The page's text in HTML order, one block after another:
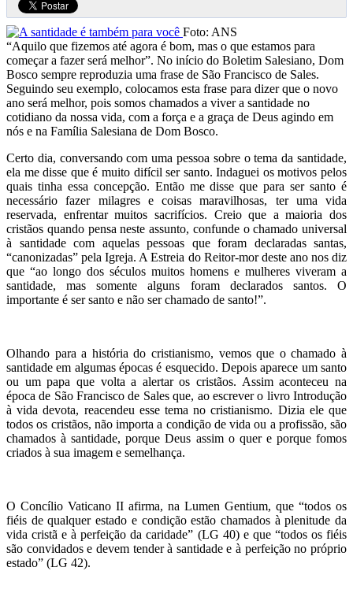
Foto: ANS
“Aquilo que fizemos até agora é bom, mas o que estamos para
começar a fazer será melhor”. No início do Boletim Salesiano, Dom
Bosco sempre reproduzia uma frase de São Francisco de Sales.
Seguindo seu exemplo, colocamos esta frase para dizer que o novo
ano será melhor, pois somos chamados a viver a santidade no
cotidiano da nossa vida, com a força e a graça de Deus agindo em
nós e na Família Salesiana de Dom Bosco.
Certo dia, conversando com uma pessoa sobre o tema da santidade,
ela me disse que é muito difícil ser santo. Indaguei os motivos pelos
quais tinha essa concepção. Então me disse que para ser santo é
necessário fazer milagres e coisas maravilhosas, ter uma vida
reservada, enfrentar muitos sacrifícios. Creio que a maioria dos
cristãos quando pensa neste assunto, confunde o chamado universal
à santidade com aquelas pessoas que foram declaradas santas,
“canonizadas” pela Igreja. A Estreia do Reitor-mor deste ano nos diz
que “ao longo dos séculos muitos homens e mulheres viveram a
santidade, mas somente alguns foram declarados santos. O
importante é ser santo e não ser chamado de santo!”.
Olhando para a história do cristianismo, vemos que o chamado à
santidade em algumas épocas é esquecido. Depois aparece um santo
ou um papa que volta a alertar os cristãos. Assim aconteceu na
época de São Francisco de Sales que, ao escrever o livro Introdução
à vida devota, reacendeu esse tema no cristianismo. Dizia ele que
todos os cristãos, não importa a condição de vida ou a profissão, são
chamados à santidade, porque Deus assim o quer e porque fomos
criados à sua imagem e semelhança.
O Concílio Vaticano II afirma, na Lumen Gentium, que “todos os
fiéis de qualquer estado e condição estão chamados à plenitude da
vida cristã e à perfeição da caridade” (LG 40) e que “todos os fiéis
são convidados e devem tender à santidade e à perfeição no próprio
estado” (LG 42).